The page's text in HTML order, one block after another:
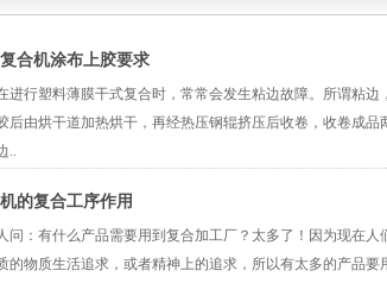
合机涂布上胶要求
行塑料薄膜干式复合时，常常会发生粘边故障。所谓粘边
后由烘干道加热烘干，再经热压钢辊挤压后收卷，收卷成
..
的复合工序作用
问：有什么产品需要用到复合加工厂？太多了！因为现在人
的物质生活追求，或者精神上的追求，所以有太多的产品